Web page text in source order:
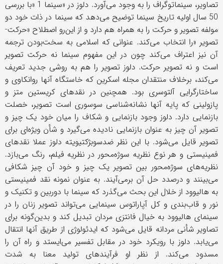
تصاویر، سینماتوگراف را به وجود می‌آورد. دلوز در «سینما 1
»با بررسی
50 سال اولیه تاریخ سینما توضیح می‌دهد که سینما در ذات خود دو
مولفه تصویر و حرکت را به همراه هم دارد و از این‌رو اصطلاح «حرکت-
تصویر »را انتخاب می‌کند. عنوانی که اسلامی به سخت‌بودن ترجمه
آن نیز اعتراف می‌کند چون در این مفهوم سینما نه حرکت تصویر
است و نه تصویر حرکت. دلوز تصویر را هم به روشی جدید تعریف
می‌کند، برخلاف منتقدان مجله اسکرین که خاستگاه آنها روانکاوی و
ساختارگرایی آلتوسری بود. همچنین در نقدهای کریستین متز و
پازولینی که پایه آنها نشانه‌شناسی سوسوری است تصویر، خصلت
بازنمایی دارد. دلوز وجود بازنمایی و شکاف را میان خود یک چیز و
تصویر آن چیز به عنوان بازنمایی نادیده می‌گیرد و شأن ویژه‌ای برای
تصویر قایل می‌شود. با این نظر ضد‌سوبژکتیویته دلوز عملا نقدهای
فمینیستی و هر نوع نظریه سوژه‌محور در نظریه فیلم، رنگ می‌بازد.
نظریه‌های سوژه‌محور بین تصویر یک چیز و خود آن چیز شکافی
می‌بینند و درصدد حل آن برمی‌آیند. به عنوان نمونه نقد فمینیستی
به هالیوود از خلال این بحث می‌گذرد که سینما با دوربین و تکنیک و
نور و قاب‌بندی و کل آپاراتوس سینمایی می‌تواند تصویر زنان را در
سینمای هالیوود به خیال فانتزی مردان تبدیل کند و بدین‌گونه برای
تصاویر شأنی مردانه قایل می‌شود که ایدئولوژی از طریق آنها انتقال
می‌یابد. دلوز با رویکرد خود در مقابل تفسیر می‌ایستد و راه آن را
مسدود می‌کند. از نظر او فرآیندهای تولید معنا به شدت